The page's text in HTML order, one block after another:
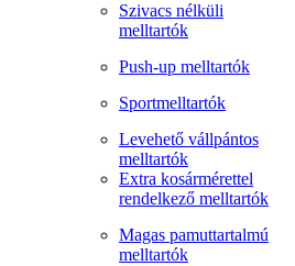
Szivacs nélküli
melltartók
Push-up melltartók
Sportmelltartók
Levehető vállpántos
melltartók
Extra kosármérettel
rendelkező melltartók
Magas pamuttartalmú
melltartók